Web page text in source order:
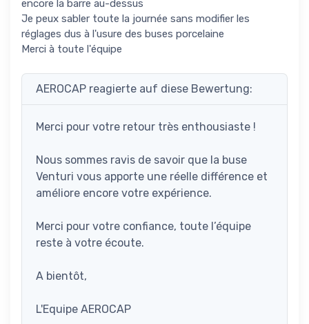
encore la barre au-dessus
Je peux sabler toute la journée sans modifier les
réglages dus à l'usure des buses porcelaine
Merci à toute l'équipe
AEROCAP reagierte auf diese Bewertung:
Merci pour votre retour très enthousiaste !
Nous sommes ravis de savoir que la buse
Venturi vous apporte une réelle différence et
améliore encore votre expérience.
Merci pour votre confiance, toute l’équipe
reste à votre écoute.
A bientôt,
L'Equipe AEROCAP